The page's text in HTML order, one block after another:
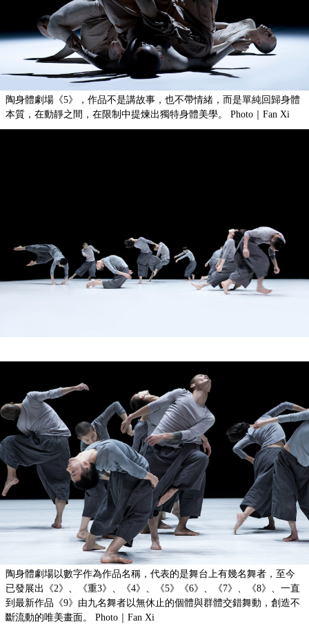
陶身體劇場《5》，作品不是講故事，也不帶情緒，而是單純回歸身體
本質，在動靜之間，在限制中提煉出獨特身體美學。
Photo｜Fan Xi
陶身體劇場以數字作為作品名稱，代表的是舞台上有幾名舞者，至今
已發展出《2》、《重3》、《4》、《5》《6》、《7》、《8》、一直
到最新作品《9》由九名舞者以無休止的個體與群體交錯舞動，創造不
斷流動的唯美畫面。
Photo｜Fan Xi